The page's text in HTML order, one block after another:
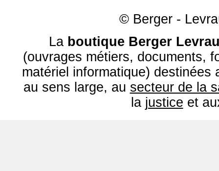
© Berger -
La boutique Berger
(ouvrages métiers, documents,
matériel informatique) destinées
au sens large, au secteur de la
la justice et